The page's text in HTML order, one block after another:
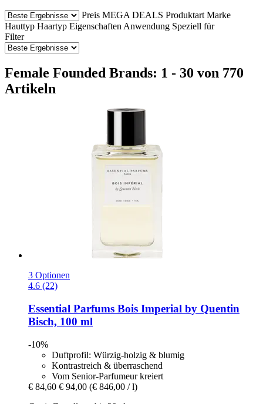
Preis MEGA DEALS Produktart Marke
Hauttyp Haartyp Eigenschaften Anwendung Speziell für
Filter
Female Founded Brands: 1 - 30 von 770
Artikeln
3 Optionen
4.6 (22)
Essential Parfums Bois Imperial by Quentin
Bisch, 100 ml
-10%
Duftprofil: Würzig-holzig & blumig
Kontrastreich & überraschend
Vom Senior-Parfumeur kreiert
€ 84,60 € 94,00 (€ 846,00 / l)